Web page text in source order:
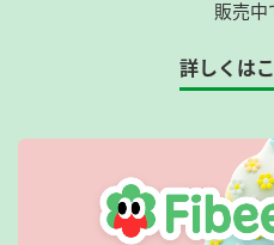
販売中
詳しくは